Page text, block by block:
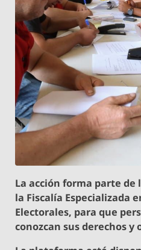
La acción forma parte
la Fiscalía Especializada
Electorales, para que
conozcan sus derechos